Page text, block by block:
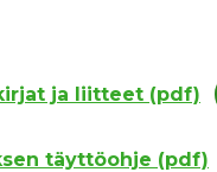
ja liitteet (pdf)
täyttöohje (pdf)